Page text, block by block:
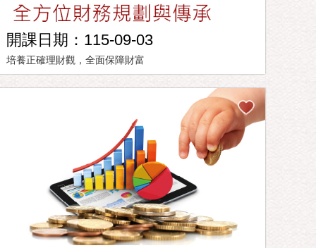
開課日期：115-09-03
培養正確理財觀，全面保障財富